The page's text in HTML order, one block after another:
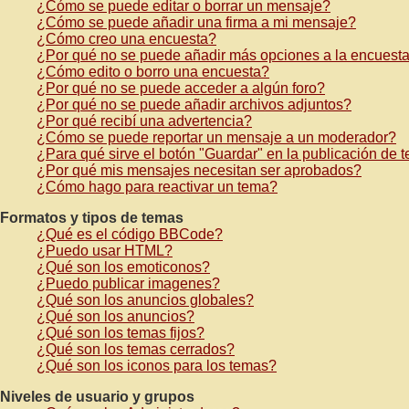
¿Cómo se puede editar o borrar un mensaje?
¿Cómo se puede añadir una firma a mi mensaje?
¿Cómo creo una encuesta?
¿Por qué no se puede añadir más opciones a la
¿Cómo edito o borro una encuesta?
¿Por qué no se puede acceder a algún foro?
¿Por qué no se puede añadir archivos adjuntos?
¿Por qué recibí una advertencia?
¿Cómo se puede reportar un mensaje a un moderador?
¿Para qué sirve el botón "Guardar" en la publicación de
¿Por qué mis mensajes necesitan ser aprobados?
¿Cómo hago para reactivar un tema?
Formatos y tipos de temas
¿Qué es el código BBCode?
¿Puedo usar HTML?
¿Qué son los emoticonos?
¿Puedo publicar imagenes?
¿Qué son los anuncios globales?
¿Qué son los anuncios?
¿Qué son los temas fijos?
¿Qué son los temas cerrados?
¿Qué son los iconos para los temas?
Niveles de usuario y grupos